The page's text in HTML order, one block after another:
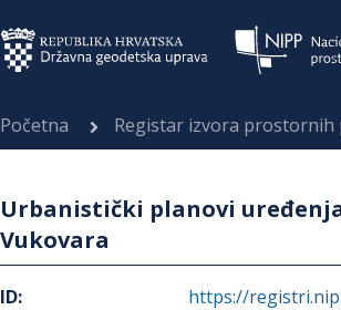
Početna Registar izvora prostornih
Urbanistički planovi
Vukovara
ID:
https://